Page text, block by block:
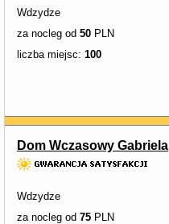
Wdzydze
za nocleg od 50 PLN
liczba miejsc: 100
Dom Wczasowy Gabriela
Wdzydze
za nocleg od 75 PLN